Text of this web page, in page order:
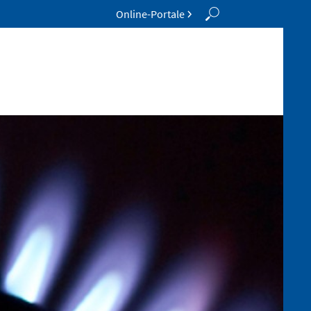
Online-Portale